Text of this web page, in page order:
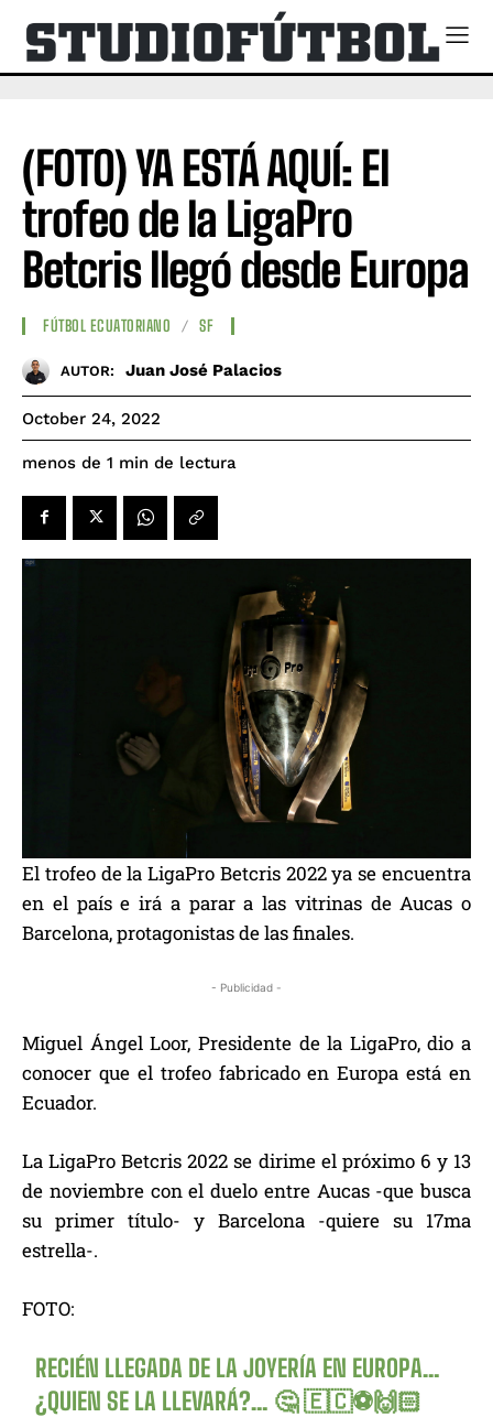
(FOTO) YA ESTÁ AQUÍ: El
trofeo de la LigaPro
Betcris llegó desde Europa
FÚTBOL ECUATORIANO SF
AUTOR: Juan José Palacios
October 24, 2022
menos de 1 min de lectura
El trofeo de la LigaPro Betcris 2022 ya se encuentra
en el país e irá a parar a las vitrinas de Aucas o
Barcelona, protagonistas de las finales.
- Publicidad -
Miguel Ángel Loor, Presidente de la LigaPro, dio a
conocer que el trofeo fabricado en Europa está en
Ecuador.
La LigaPro Betcris 2022 se dirime el próximo 6 y 13
de noviembre con el duelo entre Aucas -que busca
su primer título- y Barcelona -quiere su 17ma
estrella-.
FOTO:
RECIÉN LLEGADA DE LA JOYERÍA EN EUROPA…
¿QUIEN SE LA LLEVARÁ?… 🤔 🇪🇨⚽️🙌🏻